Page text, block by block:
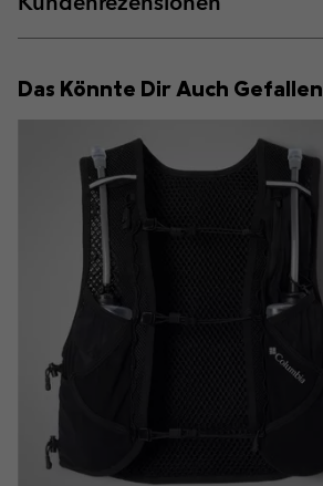
Das Könnte Dir Auch Gefallen